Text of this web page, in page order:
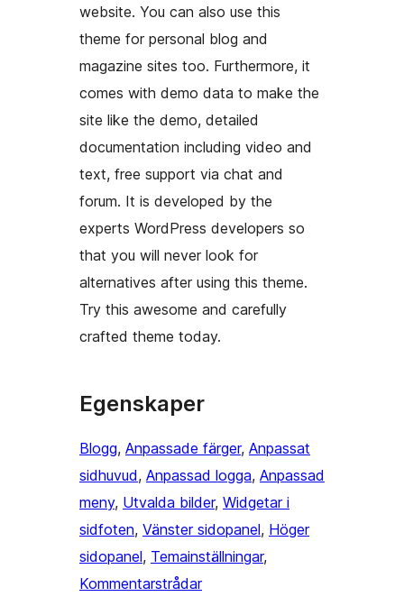
website. You can also use this
theme for personal blog and
magazine sites too. Furthermore, it
comes with demo data to make the
site like the demo, detailed
documentation including video and
text, free support via chat and
forum. It is developed by the
experts WordPress developers so
that you will never look for
alternatives after using this theme.
Try this awesome and carefully
crafted theme today.
Egenskaper
Blogg, Anpassade färger, Anpassat
sidhuvud, Anpassad logga, Anpassad
meny, Utvalda bilder, Widgetar i
sidfoten, Vänster sidopanel, Höger
sidopanel, Temainställningar
Kommentarstrådar